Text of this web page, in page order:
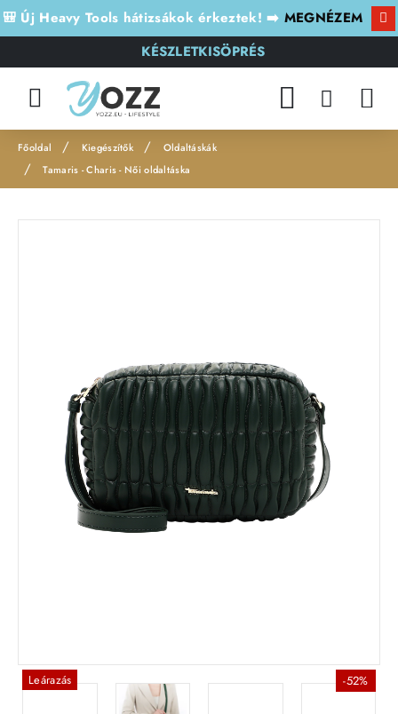
🎒 Új Heavy Tools hátizsákok érkeztek! ➡️ MEGNÉZEM
KÉSZLETKISÖPRÉS
o
Kiegészítők
Oldaltáskák
Tamaris - Charis - Női oldaltáska
Leárazás -52%